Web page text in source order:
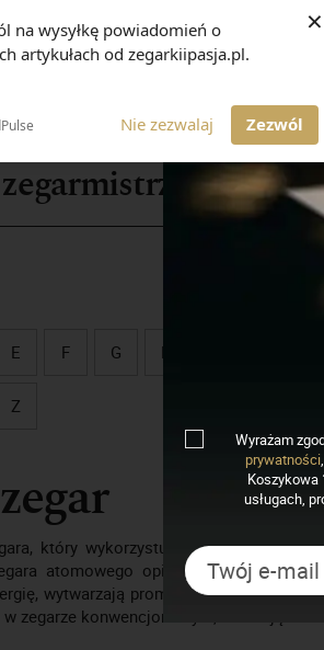
na wysyłkę powiadomień o
artykułach od zegarkiipasja.pl.
Nie zezwalaj Zezwól
×
użytkownika - dołącz do
MAGAZYN
E F G H
Z
który wykorzystuje określone
atomowego opiera się na
wytwarzają promieniowanie o
w zegarze konwencjonalnym, ale mają
Wyrażam
prywatności
Koszykowa
usługach,